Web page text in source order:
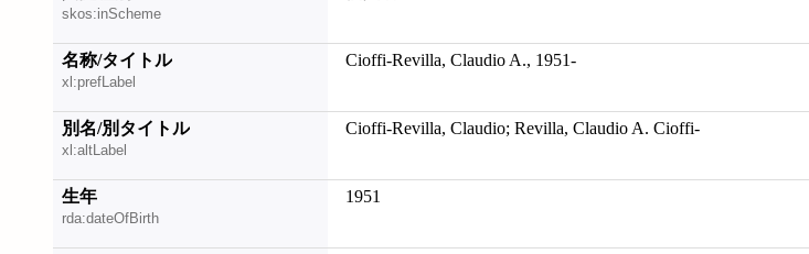
skos:inScheme
名称/タイトル
xl:prefLabel
Cioffi-Revilla, Claudio A., 1951-
別名/別タイトル
xl:altLabel
Cioffi-Revilla, Claudio; Revilla, Claudio A. Cioffi-
生年
rda:dateOfBirth
1951